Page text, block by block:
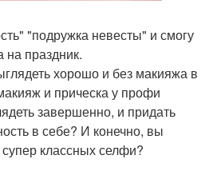
"подружка невесты" и смогу
на праздник.
хорошо и без макияжа в
и прическа у профи
завершенно, и придать
в себе? И конечно, вы
классных селфи?